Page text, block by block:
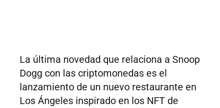
La última novedad que relaciona a Snoop
Dogg con las criptomonedas es el
lanzamiento de un nuevo restaurante en
Los Ángeles inspirado en los NFT de